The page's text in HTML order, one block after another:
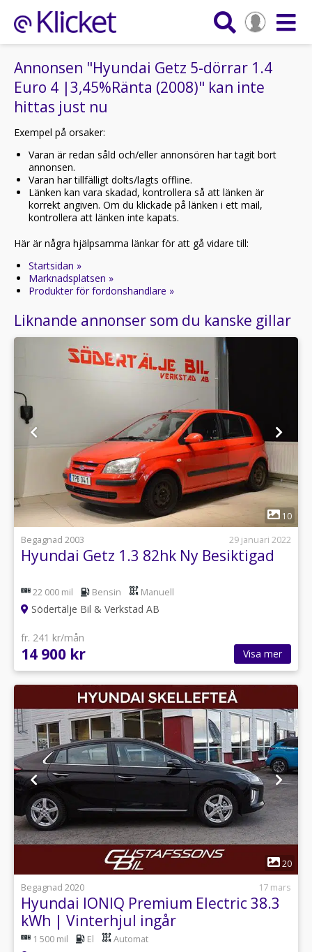
Annonsen "Hyundai Getz 5-dörrar 1.4
Euro 4 |3,45%Ränta (2008)" kan inte
hittas just nu
Exempel på orsaker:
Varan är redan såld och/eller annonsören har tagit bort
annonsen.
Varan har tillfälligt dolts/lagts offline.
Länken kan vara skadad, kontrollera så att länken är
korrekt angiven. Om du klickade på länken i ett mail,
kontrollera att länken inte kapats.
Här är några hjälpsamma länkar för att gå vidare till:
Startsidan »
Marknadsplatsen »
Produkter för fordonshandlare »
Liknande annonser som du kanske gillar
1
10
Begagnad 2003
29 januari 2022
Hyundai Getz 1.3 82hk Ny Besiktigad
22 000 mil Bensin Manuell
Södertälje Bil & Verkstad AB
fr. 241 kr/mån
14 900 kr Visa mer
1
20
Begagnad 2020
17 mars
Hyundai IONIQ Premium Electric 38.3
kWh | Vinterhjul ingår
1 500 mil El Automat